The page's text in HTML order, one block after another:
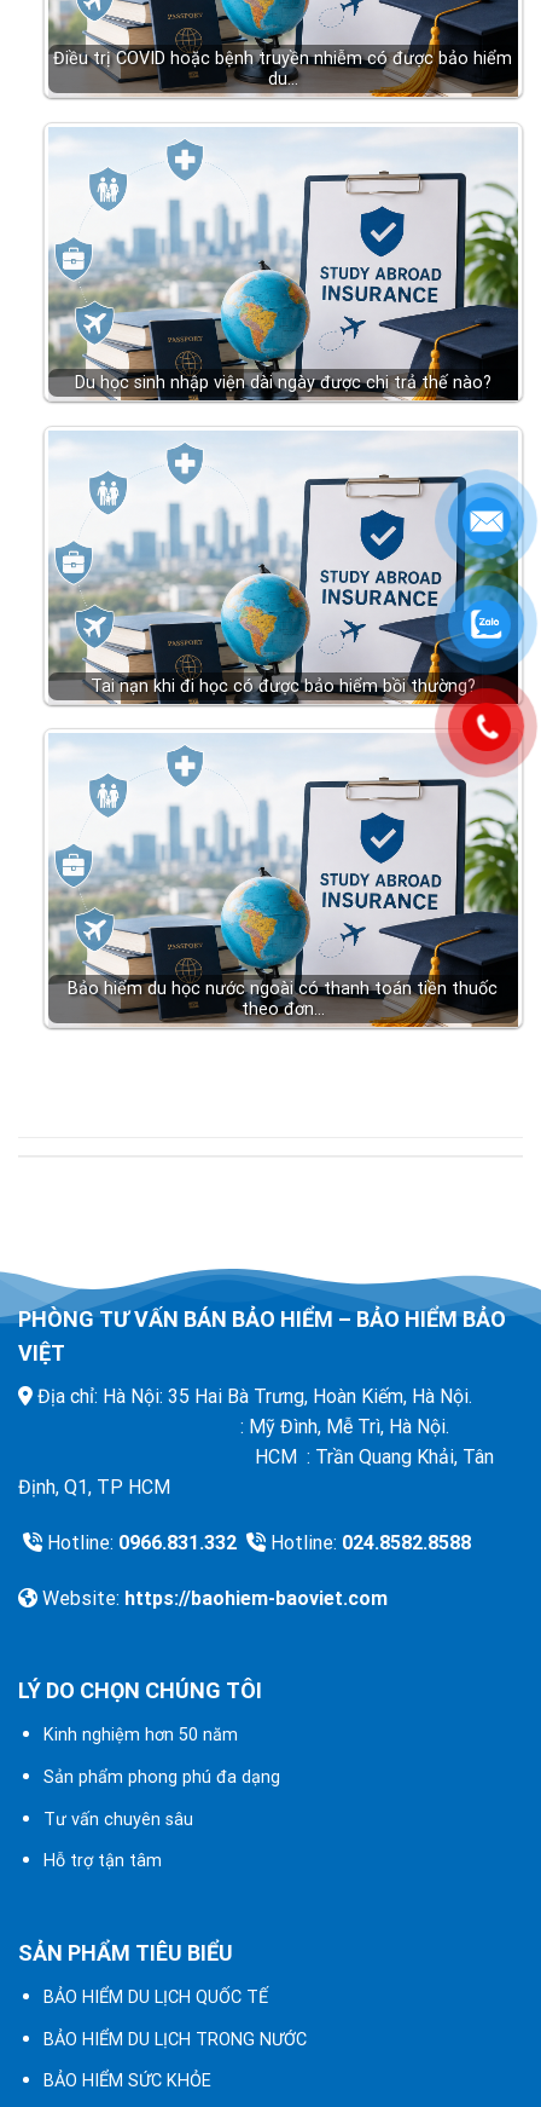
Điều trị COVID hoặc bệnh truyền nhiễm có được bảo hiểm
du…
Du học sinh nhập viện dài ngày được chi trả thế nào?
Tai nạn khi đi học có được bảo hiểm bồi thường?
Bảo hiểm du học nước ngoài có thanh toán tiền thuốc
theo đơn…
PHÒNG TƯ VẤN BÁN BẢO HIỂM – BẢO HIỂM BẢO
VIỆT
Địa chỉ: Hà Nội: 35 Hai Bà Trưng, Hoàn Kiếm, Hà Nội.
: Mỹ Đình, Mễ Trì, Hà Nội.
HCM : Trần Quang Khải, Tân
Định, Q1, TP HCM
Hotline: 0966.831.332 Hotline: 024.8582.8588
Website: https://baohiem-baoviet.com
LÝ DO CHỌN CHÚNG TÔI
Kinh nghiệm hơn 50 năm
Sản phẩm phong phú đa dạng
Tư vấn chuyên sâu
Hỗ trợ tận tâm
SẢN PHẨM TIÊU BIỂU
BẢO HIỂM DU LỊCH QUỐC TẾ
BẢO HIỂM DU LỊCH TRONG NƯỚC
BẢO HIỂM SỨC KHỎE